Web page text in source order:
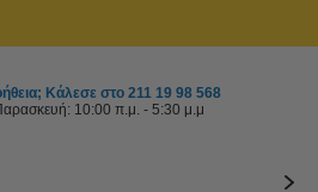
Κάλεσε στο 211 19 98 568
10:00 π.μ. - 5:30 μ.μ